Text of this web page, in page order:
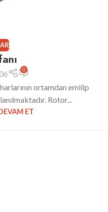
0
ortamdan emilip
Rotor...
ET